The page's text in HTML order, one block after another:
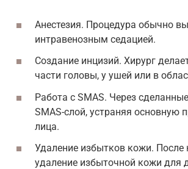
Анестезия. Процедура обычно
интравенозным седацией.
Создание инцизий. Хирург
части головы, у ушей или в
Работа с SMAS. Через
SMAS-слой, устраняя основную
лица.
Удаление избытков кожи. После
удаление избыточной кожи для